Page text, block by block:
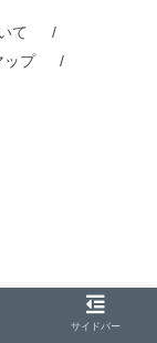
て
ップ
サイドバー